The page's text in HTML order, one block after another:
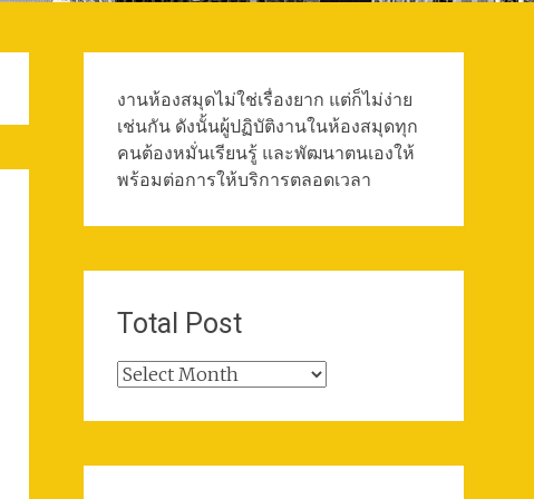
งานห้องสมุดไม่ใช่เรื่องยาก แต่ก็ไม่ง่าย
เช่นกัน ดังนั้นผู้ปฏิบัติงานในห้องสมุดทุก
คนต้องหมั่นเรียนรู้ และพัฒนาตนเองให้
พร้อมต่อการให้บริการตลอดเวลา
Total Post
Total